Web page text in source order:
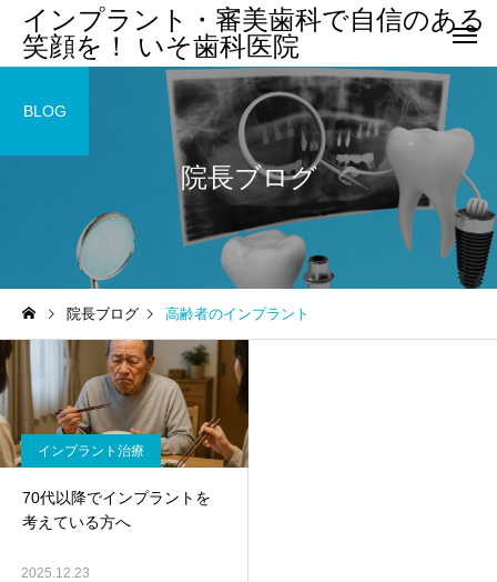
インプラント・審美歯科で自信のある
笑顔を！ いそ歯科医院
院長ブログ
BLOG
院長ブログ 高齢者のインプラント
インプラント治療
70代以降でインプラントを
考えている方へ
2025.12.23